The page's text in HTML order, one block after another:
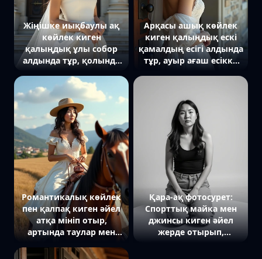
Жіңішке иықбаулы ақ
көйлек киген
қалыңдық ұлы собор
алдында тұр, қолында
тұр. Ол жоғары қарап
тұр, артында үлкен
ойылған есіктер мен
мәрмәр бағаналар. Күн
жарығы, сәттің
салтанатын
айқындайды.
Арқасы ашық көйлек
киген қалыңдық ескі
қамалдың есігі алдында
тұр, ауыр ағаш есікке
тербеліп тұр. Артында
готикалық аркалар мен
тас қабырғалар. Жылы
жарық, жұмбақ
романтикаға акцент.
Романтикалық көйлек
пен қалпақ киген әйел
атқа мініп отыр,
артында таулар мен
Қара-ақ фотосурет:
Спорттық майка мен
джинсы киген әйел
жерде отырып,